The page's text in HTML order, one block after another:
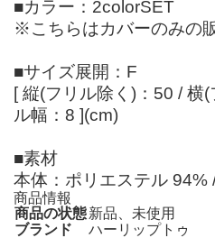
■カラー：2colorSET
※こちらはカバーのみの
■サイズ展開：F
[ 縦(フリル除く)：50 / 横
ル幅：8 ](cm)
■素材
本体：ポリエステル 94%
商品情報
商品の状態新品、未使用
ブランド
ハーリップトゥ